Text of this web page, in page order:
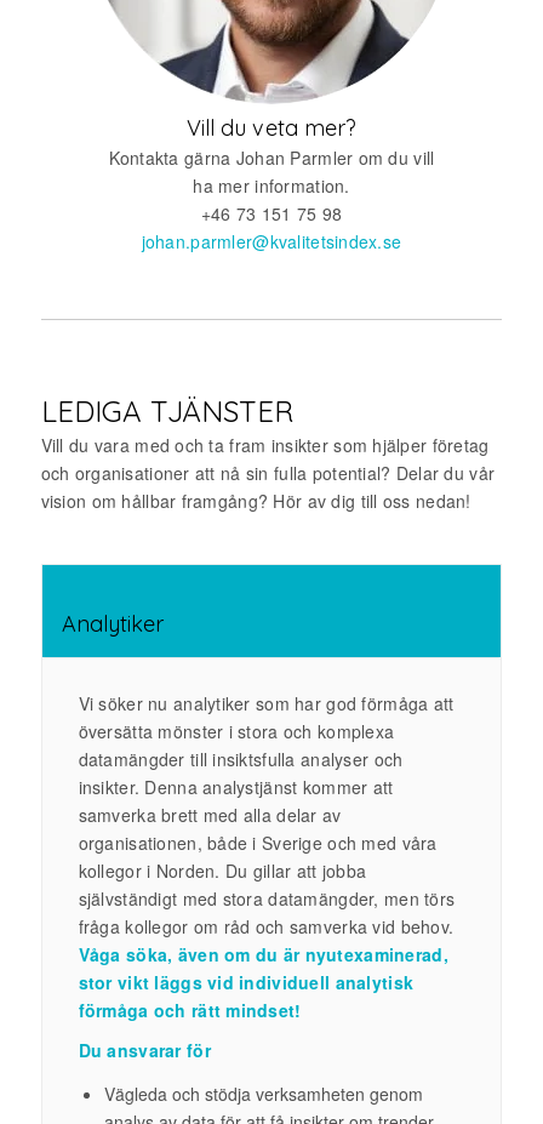
Vill du veta mer?
Kontakta gärna Johan Parmler om du vill
ha mer information.
+46 73 151 75 98
johan.parmler@kvalitetsindex.se
LEDIGA TJÄNSTER
Vill du vara med och ta fram insikter som hjälper företag
och organisationer att nå sin fulla potential? Delar du vår
vision om hållbar framgång? Hör av dig till oss nedan!
Analytiker
Vi söker nu analytiker som har god förmåga att
översätta mönster i stora och komplexa
datamängder till insiktsfulla analyser och
insikter. Denna analystjänst kommer att
samverka brett med alla delar av
organisationen, både i Sverige och med våra
kollegor i Norden. Du gillar att jobba
självständigt med stora datamängder, men törs
fråga kollegor om råd och samverka vid behov.
Våga söka, även om du är nyutexaminerad,
stor vikt läggs vid individuell analytisk
förmåga och rätt mindset!
Du ansvarar för
Vägleda och stödja verksamheten genom